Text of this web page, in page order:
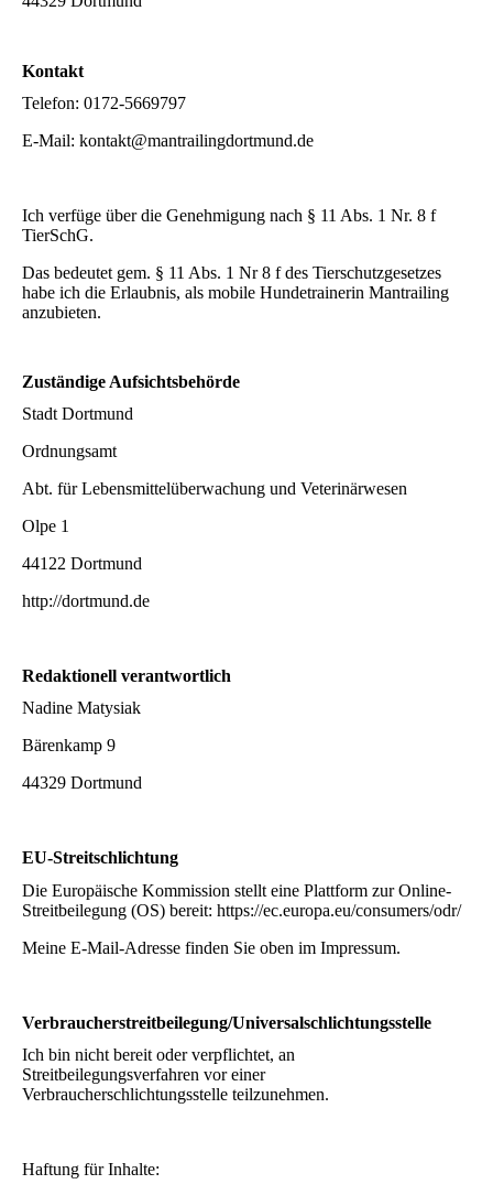
Kontakt
Telefon: 0172-5669797
E-Mail: kontakt@mantrailingdortmund.de
Ich verfüge über die Genehmigung nach § 11 Abs. 1 Nr. 8 f
TierSchG.
Das bedeutet gem. § 11 Abs. 1 Nr 8 f des Tierschutzgesetzes
habe ich die Erlaubnis, als mobile Hundetrainerin Mantrailing
anzubieten.
Zuständige Aufsichtsbehörde
Stadt Dortmund
Ordnungsamt
Abt. für Lebensmittelüberwachung und Veterinärwesen
Olpe 1
44122 Dortmund
http://dortmund.de
Redaktionell verantwortlich
Nadine Matysiak
Bärenkamp 9
44329 Dortmund
EU-Streitschlichtung
Die Europäische Kommission stellt eine Plattform zur Online-
Streitbeilegung (OS) bereit: https://ec.europa.eu/consumers/odr/
Meine E-Mail-Adresse finden Sie oben im Impressum.
Verbraucherstreitbeilegung/Universalschlichtungsstelle
Ich bin nicht bereit oder verpflichtet, an
Streitbeilegungsverfahren vor einer
Verbraucherschlichtungsstelle teilzunehmen.
Haftung für Inhalte: